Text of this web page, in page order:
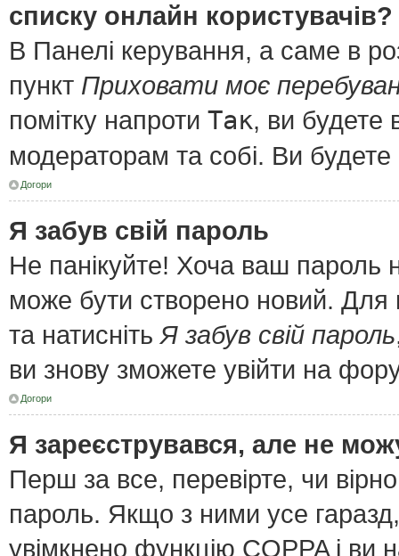
списку онлайн користувачів?
В Панелі керування, а саме в
пункт Приховати моє
помітку напроти Так, ви будете
модераторам та собі. Ви
Догори
Я забув свій пароль
Не панікуйте! Хоча ваш пароль
може бути створено новий. Для
та натисніть Я забув свій пароль
ви знову зможете увійти на
Догори
Я зареєструвався, але не
Перш за все, перевірте, чи
пароль. Якщо з ними усе
увімкнено функцію COPPA і ви